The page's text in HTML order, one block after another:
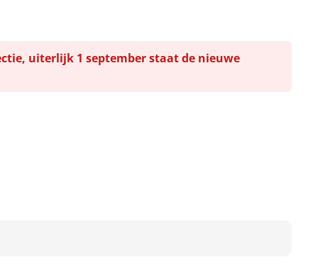
uiterlijk 1 september staat de nieuwe